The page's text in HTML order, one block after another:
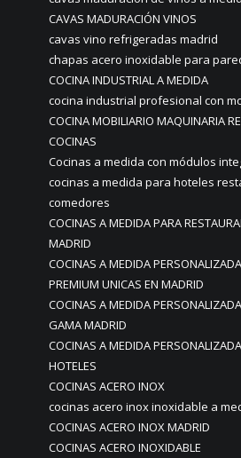
CAVAS MADURACIÓN VINOS
cavas vino refrigeradas madrid
chapas acero inoxidable para
COCINA INDUSTRIAL A MEDIDA
cocina industrial profesional con
COCINA MOBILIARIO MAQUINARIA
COCINAS
Cocinas a medida con módulos
cocinas a medida para hoteles
comedores
COCINAS A MEDIDA PARA
MADRID
COCINAS A MEDIDA
PREMIUM UNICAS EN MADRID
COCINAS A MEDIDA
GAMA MADRID
COCINAS A MEDIDA
HOTELES
COCINAS ACERO INOX
cocinas acero inox inoxidable a
COCINAS ACERO INOX MADRID
COCINAS ACERO INOXIDABLE